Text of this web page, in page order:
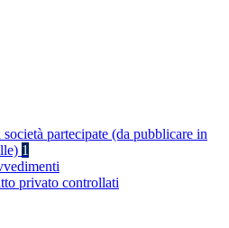
partecipate (da pubblicare in
1
privato controllati